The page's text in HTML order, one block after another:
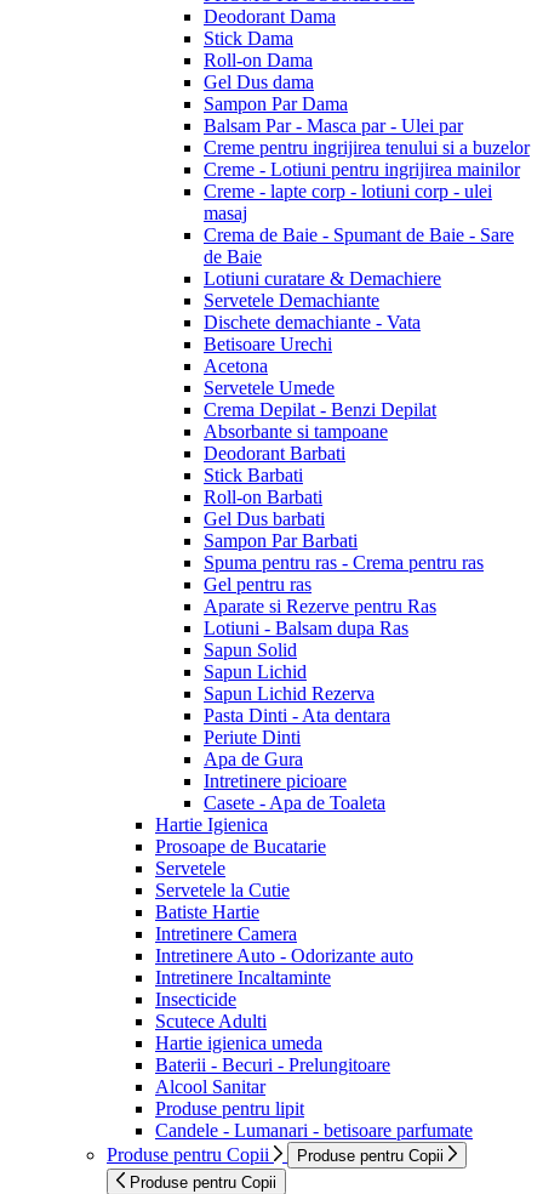
Deodorant Dama
Stick Dama
Roll-on Dama
Gel Dus dama
Sampon Par Dama
Balsam Par - Masca par - Ulei par
Creme pentru ingrijirea tenului si a buzelor
Creme - Lotiuni pentru ingrijirea mainilor
Creme - lapte corp - lotiuni corp - ulei
masaj
Crema de Baie - Spumant de Baie - Sare
de Baie
Lotiuni curatare & Demachiere
Servetele Demachiante
Dischete demachiante - Vata
Betisoare Urechi
Acetona
Servetele Umede
Crema Depilat - Benzi Depilat
Absorbante si tampoane
Deodorant Barbati
Stick Barbati
Roll-on Barbati
Gel Dus barbati
Sampon Par Barbati
Spuma pentru ras - Crema pentru ras
Gel pentru ras
Aparate si Rezerve pentru Ras
Lotiuni - Balsam dupa Ras
Sapun Solid
Sapun Lichid
Sapun Lichid Rezerva
Pasta Dinti - Ata dentara
Periute Dinti
Apa de Gura
Intretinere picioare
Casete - Apa de Toaleta
Hartie Igienica
Prosoape de Bucatarie
Servetele
Servetele la Cutie
Batiste Hartie
Intretinere Camera
Intretinere Auto - Odorizante auto
Intretinere Incaltaminte
Insecticide
Scutece Adulti
Hartie igienica umeda
Baterii - Becuri - Prelungitoare
Alcool Sanitar
Produse pentru lipit
Candele - Lumanari - betisoare parfumate
Produse pentru Copii
Produse pentru Copii
Produse pentru Copii